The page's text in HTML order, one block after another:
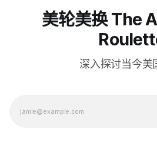
美轮美换 The
深入探讨当今美